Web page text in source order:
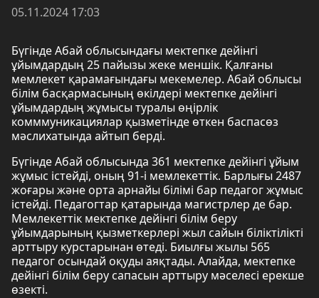
05.11.2024 17:03
Бүгінде Абай облысындағы мектепке дейінгі
ұйымдардың 25 пайызы жеке меншік. Қалғаны
мемлекет қарамағындағы мекемелер. Абай облысы
білім басқармасының өкілдері мектепке дейінгі
ұйымдардың жұмысы туралы өңірлік
комммуникациялар қызметінде өткен баспасөз
мәслихатында айтып берді.
Бүгінде Абай облысында 361 мектепке дейінгі ұйым
жұмыс істейді, оның 91-і мемлекеттік. Барлығы 2487
жоғары және орта арнайы білімі бар педагог жұмыс
істейді. Педагогтар қатарында магистрлер де бар.
Мемлекеттік мектепке дейінгі білім беру
ұйымдарының қызметкерлері жыл сайын біліктілікті
арттыру курстарынан өтеді. Биылғы жылы 565
педагог осындай оқуды аяқтады. Алайда, мектепке
дейінгі білім беру сапасын арттыру мәселесі ерекше
өзекті.